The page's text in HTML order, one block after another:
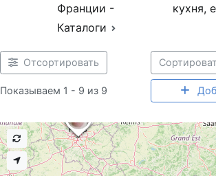
Франции -
Каталоги
кухня,
Отсортировать
Показываем 1 - 9 из 9